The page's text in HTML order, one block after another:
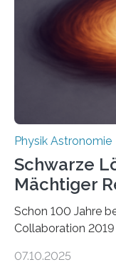
die Herleitung.
Energie in
ausgedrückt,
Physik Astronomie
Schwarze
Mächtiger
Schon 100 Jahre
Collaboration
hatte der
07.10.2025